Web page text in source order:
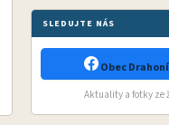
SLEDUJTE NÁS
Obec
Aktuality a fotky ze